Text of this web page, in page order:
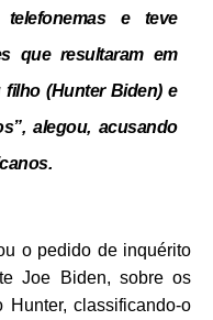
e teve
que resultaram em
(Hunter Biden) e
alegou, acusando
o pedido de inquérito
Joe Biden, sobre os
classificando-o